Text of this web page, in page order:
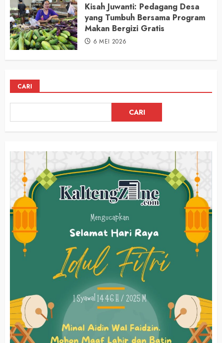
Kisah Juwanti: Pedagang Desa
yang Tumbuh Bersama Program
Makan Bergizi Gratis
6 MEI 2026
CARI
CARI